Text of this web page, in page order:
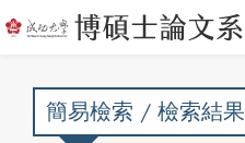
簡易檢索 / 檢索結果